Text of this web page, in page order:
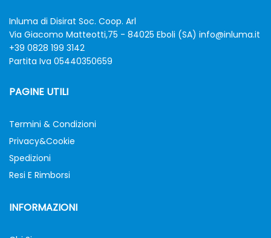
Inluma di Disirat Soc. Coop. Arl
Via Giacomo Matteotti,75 - 84025 Eboli (SA) info@inluma.it
+39 0828 199 3142
Partita Iva 05440350659
PAGINE UTILI
Termini & Condizioni
Privacy&Cookie
Spedizioni
Resi E Rimborsi
INFORMAZIONI